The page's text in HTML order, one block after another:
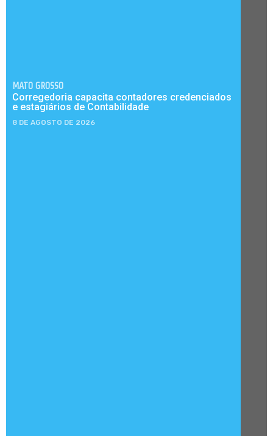
MATO GROSSO
Corregedoria capacita contadores credenciados
e estagiários de Contabilidade
8 DE AGOSTO DE 2026